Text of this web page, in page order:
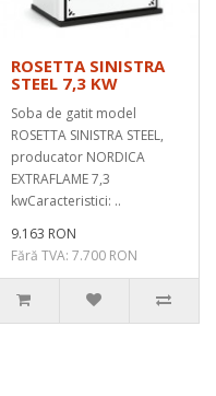
ROSETTA SINISTRA
STEEL 7,3 KW
Soba de gatit model
ROSETTA SINISTRA STEEL,
producator NORDICA
EXTRAFLAME 7,3
kwCaracteristici: ..
9.163 RON
Fără TVA: 7.700 RON